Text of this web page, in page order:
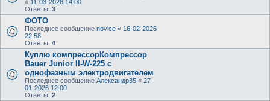
« 11-03-2026 14:00
Ответы: 3
ФОТО
Последнее сообщение novice « 16-02-2026
22:58
Ответы: 4
Куплю компрессорКомпрессор
Bauer Junior II-W-225 с
однофазным электродвигателем
Последнее сообщение Александр35 « 27-
01-2026 12:00
Ответы: 2